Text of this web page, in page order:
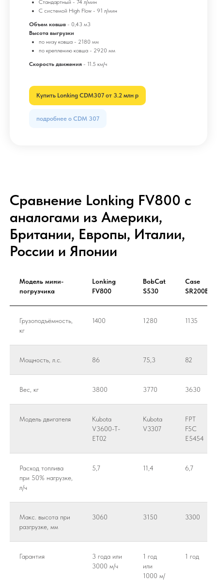
Стандартный - 74 л/мин
С системой High Flow - 91 л/мин
Объем ковша - 0,43 м3
Высота выгрузки
по низу ковша - 2180 мм
по креплению ковша - 2920 мм
Скорость движения - 11.5 км/ч
Купить Lonking CDM307 от 3.2 млн р
подробнее о CDM 307
Сравнение Lonking FV800 с
аналогами из Америки,
Британии, Европы, Италии,
России и Японии
Модель мини-
погрузчика
Lonking
FV800
BobCat
S530
Case
SR200B
Грузоподъёмность,
кг
1400 1280 1135
Мощность, л.с. 86 75,3 82
Вес, кг 3800 3770 3630
Модель двигателя
Kubota
V3600-T-
ET02
Kubota
V3307
FPT
F5C
E5454
Расход топлива
при 50% нагрузке,
л/ч
5,7 11,4 6,7
Макс. высота при
разгрузке, мм
3060 3150 3300
Гарантия
3 года или
3000 м/ч
1 год
или
1000 м/
1 год